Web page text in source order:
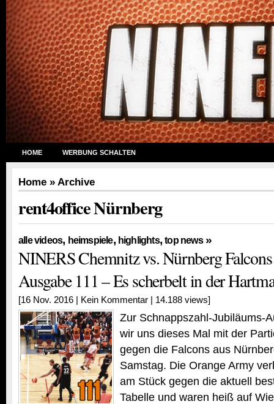
HOME WERBUNG SCHALTEN
Home » Archive
rent4office Nürnberg
alle videos, heimspiele, highlights,top news»
NINERS Chemnitz vs. Nürnberg
Ausgabe 111 – Es scherbelt in der
[16 Nov. 2016 | Kein Kommentar | 14.188 views]
Zur Schnappszahl-Jubiläums-
wir uns dieses Mal mit der
gegen die Falcons aus
Samstag. Die Orange Army
am Stück gegen die aktuell
Tabelle und waren heiß auf